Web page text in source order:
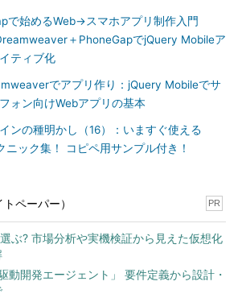
で始めるWeb→スマホアプリ制作入門
＋PhoneGapでjQuery Mobileア
ティブ化
でアプリ作り：jQuery Mobileでサ
ォン向けWebアプリの基本
ンの種明かし（16）：いますぐ使える
ニック集！ コピペ用サンプル付き！
ペーパー） PR
ぶ? 市場分析や実機検証から見えた仮想化
動開発エージェント」 要件定義から設計・